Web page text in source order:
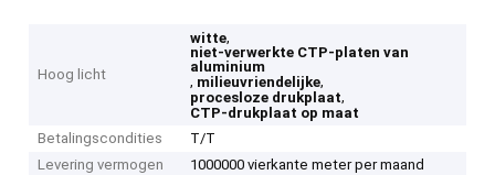
Hoog licht
witte,
niet-verwerkte CTP-platen van
aluminium
, milieuvriendelijke,
procesloze drukplaat,
CTP-drukplaat op maat
Betalingscondities
T/T
Levering vermogen
1000000 vierkante meter per maand